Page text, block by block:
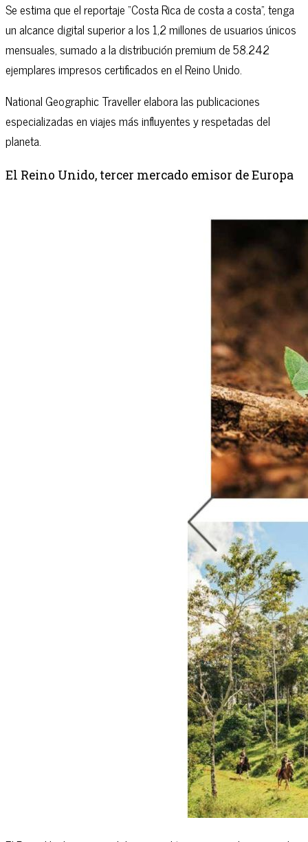
Se estima que el reportaje “Costa Rica de costa a costa”, tenga
un alcance digital superior a los 1,2 millones de usuarios únicos
mensuales, sumado a la distribución premium de 58.242
ejemplares impresos certificados en el Reino Unido.
National Geographic Traveller elabora las publicaciones
especializadas en viajes más influyentes y respetadas del
planeta.
El Reino Unido, tercer mercado emisor de Europa